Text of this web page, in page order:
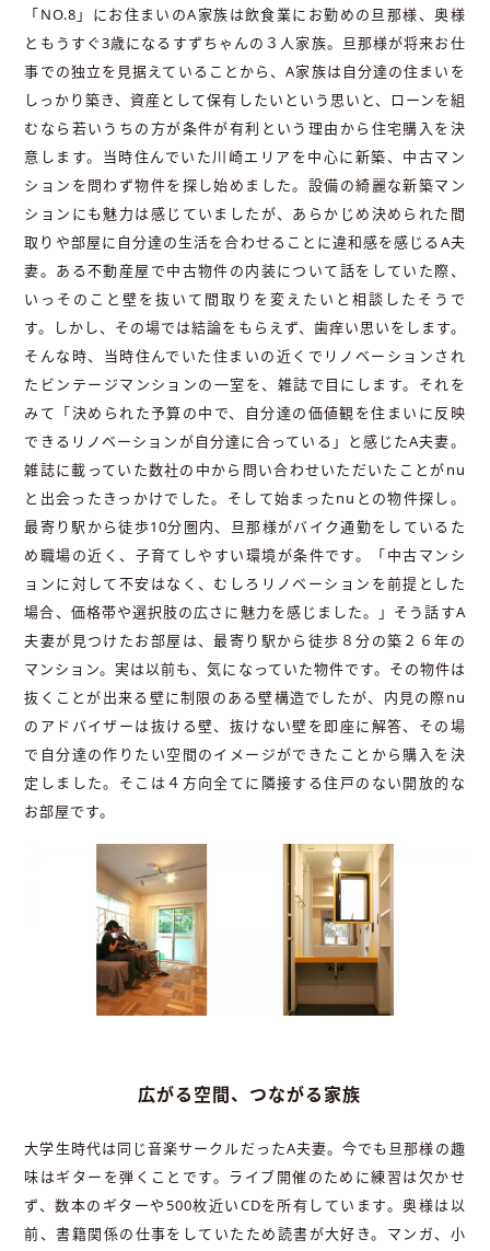
「NO.8」にお住まいのA家族は飲食業にお勤めの旦那様、奥様
ともうすぐ3歳になるすずちゃんの３人家族。旦那様が将来お仕
事での独立を見据えていることから、A家族は自分達の住まいを
しっかり築き、資産として保有したいという思いと、ローンを組
むなら若いうちの方が条件が有利という理由から住宅購入を決
意します。当時住んでいた川崎エリアを中心に新築、中古マン
ションを問わず物件を探し始めました。設備の綺麗な新築マン
ションにも魅力は感じていましたが、あらかじめ決められた間
取りや部屋に自分達の生活を合わせることに違和感を感じるA夫
妻。ある不動産屋で中古物件の内装について話をしていた際、
いっそのこと壁を抜いて間取りを変えたいと相談したそうで
す。しかし、その場では結論をもらえず、歯痒い思いをします。
そんな時、当時住んでいた住まいの近くでリノベーションされ
たビンテージマンションの一室を、雑誌で目にします。それを
みて「決められた予算の中で、自分達の価値観を住まいに反映
できるリノベーションが自分達に合っている」と感じたA夫妻。
雑誌に載っていた数社の中から問い合わせいただいたことがnu
と出会ったきっかけでした。そして始まったnuとの物件探し。
最寄り駅から徒歩10分圏内、旦那様がバイク通勤をしているた
め職場の近く、子育てしやすい環境が条件です。「中古マンシ
ョンに対して不安はなく、むしろリノベーションを前提とした
場合、価格帯や選択肢の広さに魅力を感じました。」そう話すA
夫妻が見つけたお部屋は、最寄り駅から徒歩８分の築２６年の
マンション。実は以前も、気になっていた物件です。その物件は
抜くことが出来る壁に制限のある壁構造でしたが、内見の際nu
のアドバイザーは抜ける壁、抜けない壁を即座に解答、その場
で自分達の作りたい空間のイメージができたことから購入を決
定しました。そこは４方向全てに隣接する住戸のない開放的な
お部屋です。
広がる空間、つながる家族
大学生時代は同じ音楽サークルだったA夫妻。今でも旦那様の趣
味はギターを弾くことです。ライブ開催のために練習は欠かせ
ず、数本のギターや500枚近いCDを所有しています。奥様は以
前、書籍関係の仕事をしていたため読書が大好き。マンガ、小